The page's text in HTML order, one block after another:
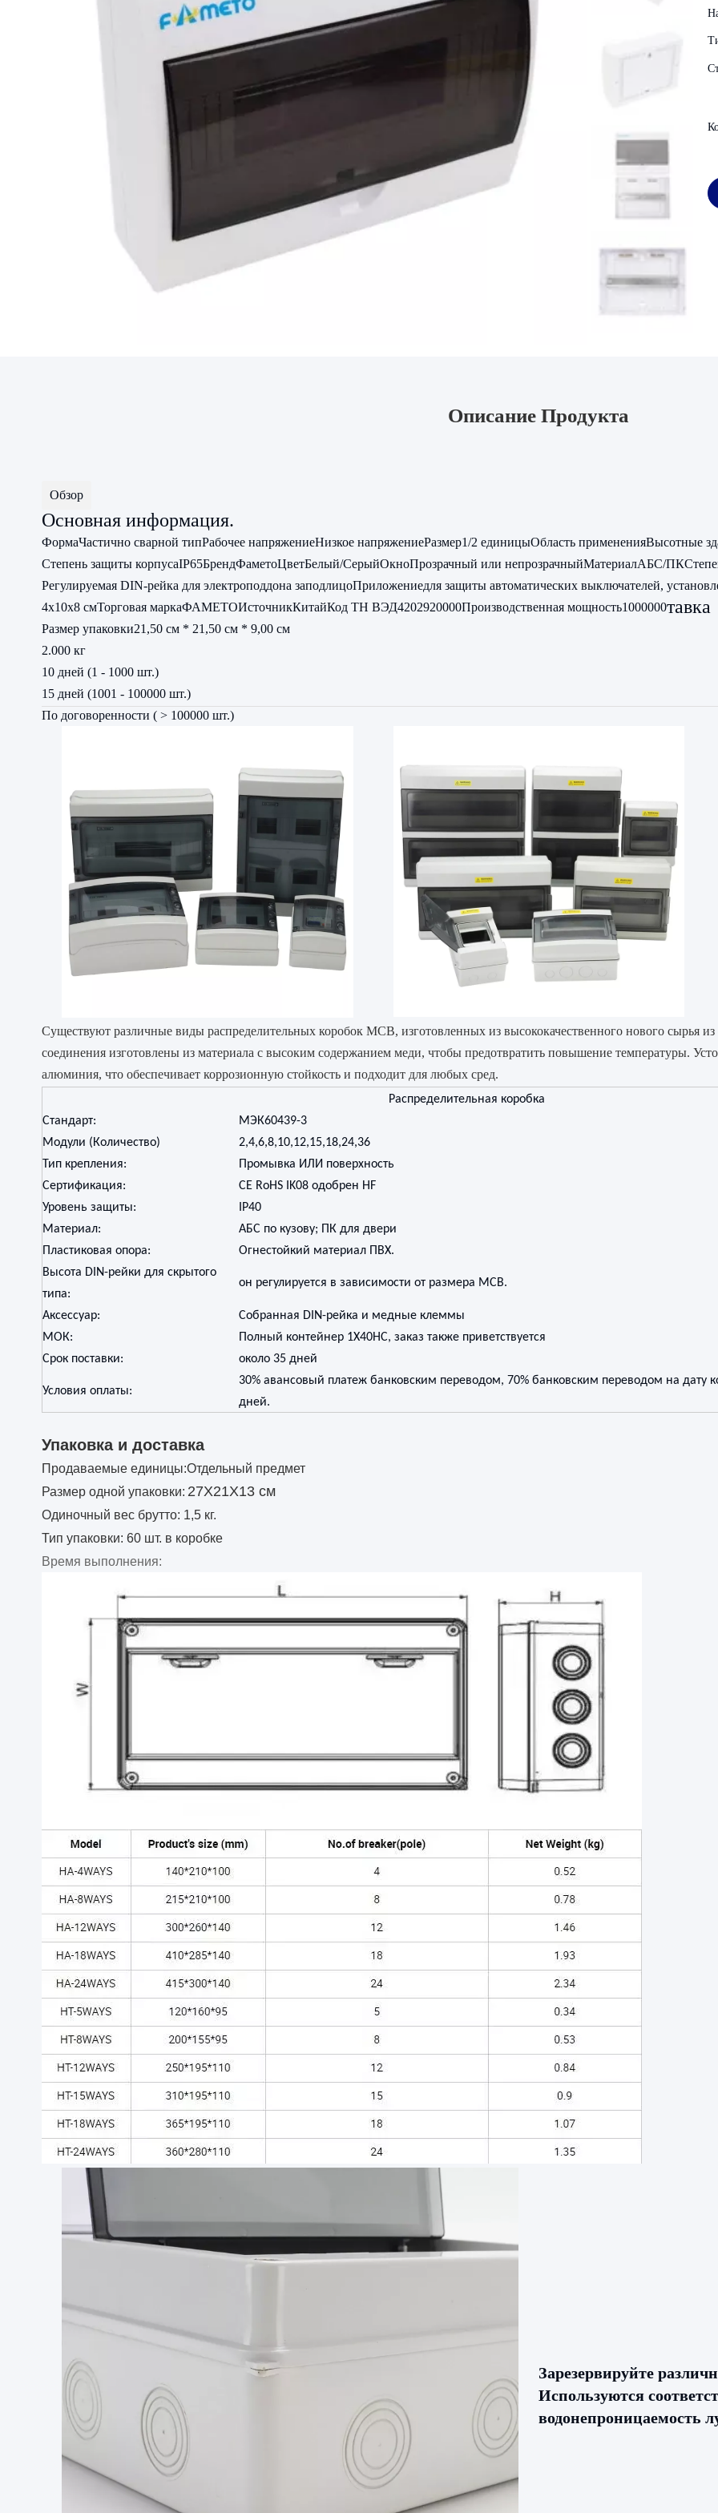
Описание Продукта
Обзор
Основная информация.
ФормаЧастично сварной типРабочее напряжениеНизкое напряжениеРазмер1/2 единицыОбласть примененияВысотные
Степень защиты корпусаIP65БрендФаметоЦветБелый/СерыйОкноПрозрачный или непрозрачныйМатериалАБС/ПК
Регулируемая DIN-рейка для электроподдона заподлицоПриложениедля защиты автоматических выключателей,
4х10х8 смТорговая маркаФАМЕТОИсточникКитайКод ТН ВЭД4202920000Производственная мощность1000000тавка
Размер упаковки21,50 см * 21,50 см * 9,00 см
2.000 кг
10 дней (1 - 1000 шт.)
15 дней (1001 - 100000 шт.)
По договоренности ( > 100000 шт.)
Существуют различные виды распределительных коробок MCB, изготовленных из высококачественного нового
соединения изготовлены из материала с высоким содержанием меди, чтобы предотвратить повышение температуры.
алюминия, что обеспечивает коррозионную стойкость и подходит для любых сред.
Распределительная коробка
Стандарт:
МЭК60439-3
Модули (Количество)
2,4,6,8,10,12,15,18,24,36
Тип крепления:
Промывка ИЛИ поверхность
Сертификация:
CE RoHS IK08 одобрен HF
Уровень защиты:
IP40
Материал:
АБС по кузову; ПК для двери
Пластиковая опора:
Огнестойкий материал ПВХ.
Высота DIN-рейки для скрытого
типа:
он регулируется в зависимости от размера MCB.
Аксессуар:
Собранная DIN-рейка и медные клеммы
МОК:
Полный контейнер 1X40HC, заказ также приветствуется
Срок поставки:
около 35 дней
Условия оплаты:
30% авансовый платеж банковским переводом, 70% банковским переводом на дату
дней.
Упаковка и доставка
Продаваемые единицы:Отдельный предмет
Размер одной упаковки: 27Х21Х13 см
Одиночный вес брутто: 1,5 кг.
Тип упаковки: 60 шт. в коробке
Время выполнения:
Зарезервируйте
Используются
водонепроницаемость